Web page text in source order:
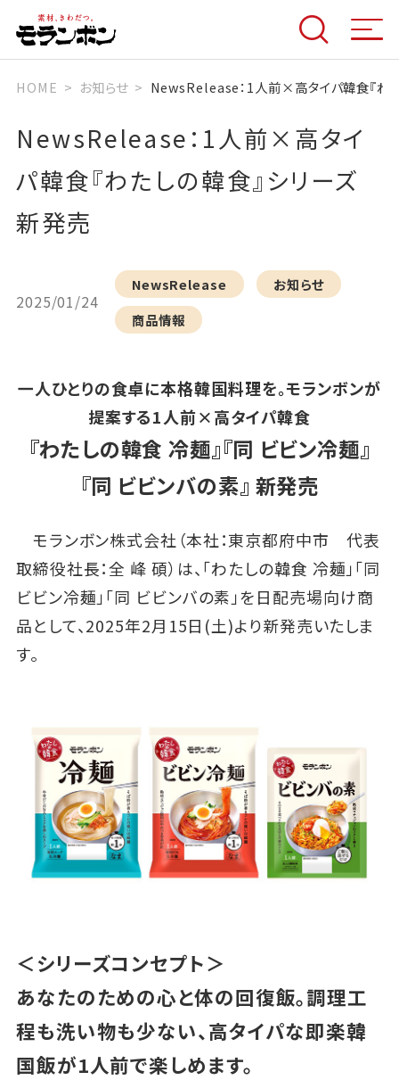
HOME お知らせ NewsRelease：1人前×高タイパ韓食『わ
NewsRelease：1人前×高タイ
パ韓食『わたしの韓食』シリーズ
新発売
2025/01/24
NewsRelease
お知らせ
商品情報
一人ひとりの食卓に本格韓国料理を。モランボンが
提案する1人前×高タイパ韓食
『わたしの韓食 冷麺』『同 ビビン冷麺』
『同 ビビンバの素』 新発売
モランボン株式会社（本社：東京都府中市 代表
取締役社長：全 峰 碩）は、「わたしの韓食 冷麺」「同
ビビン冷麺」「同 ビビンバの素」を日配売場向け商
品として、2025年2月15日(土)より新発売いたしま
す。
＜シリーズコンセプト＞
あなたのための心と体の回復飯。調理工
程も洗い物も少ない、高タイパな即楽韓
国飯が1人前で楽しめます。